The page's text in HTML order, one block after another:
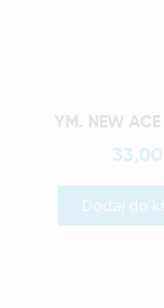
Szybki
33,00
Dodaj do